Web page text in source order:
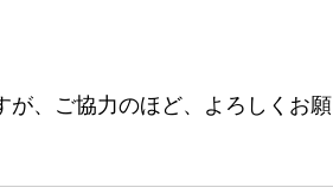
が、ご協力のほど、よろしくお願